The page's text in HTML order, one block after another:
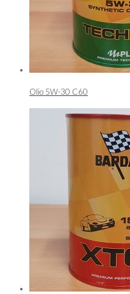
Olio 5W-30 C60